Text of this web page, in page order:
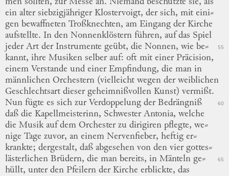
ein alter siebzigjähriger Klostervoigt, der sich, mit eini⸗
gen bewaffneten Troßknechten, am Eingang der Kirche
aufstellte. In den Nonnenklöstern führen, auf das Spiel
jeder Art der Instrumente geübt, die Nonnen, wie be⸗ 55
kannt, ihre Musiken selber auf: oft mit einer Präcision,
einem Verstande und einer Empfindung, die man in
männlichen Orchestern (vielleicht wegen der weiblichen
Geschlechtsart dieser geheimnißvollen Kunst) vermißt.
Nun fügte es sich zur Verdoppelung der Bedrängniß
60
daß die Kapellmeisterinn, Schwester Antonia, welche
die Musik auf dem Orchester zu dirigiren pflegte, we⸗
nige Tage zuvor, an einem Nervenfieber, heftig er⸗
krankte; dergestalt, daß abgesehen von den vier gottes⸗
lästerlichen Brüdern, die man bereits, in Mänteln ge⸗ 65
hüllt, unter den Pfeilern der Kirche erblickte, das